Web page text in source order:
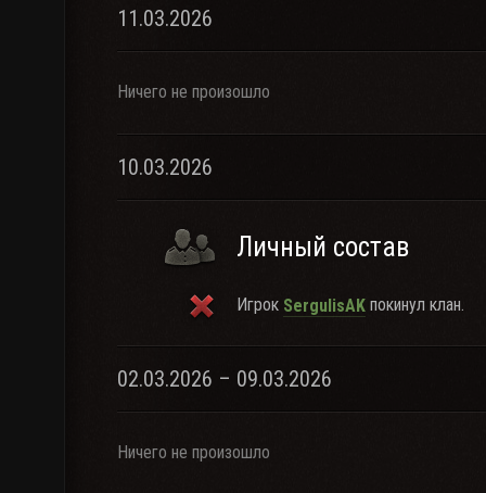
11.03.2026
Ничего не произошло
10.03.2026
Личный состав
Игрок SergulisAK покинул клан.
02.03.2026 – 09.03.2026
Ничего не произошло